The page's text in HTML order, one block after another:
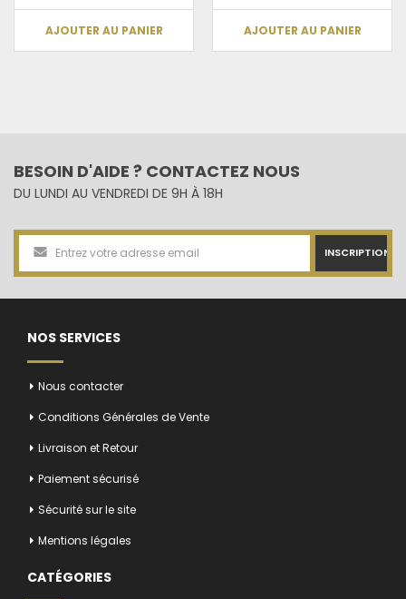
AJOUTER AU PANIER AJOUTER AU PANIER
BESOIN D'AIDE ? CONTACTEZ NOUS
DU LUNDI AU VENDREDI DE 9H À 18H
INSCRIPTION
NOS SERVICES
Nous contacter
Conditions Générales de Vente
Livraison et Retour
Paiement sécurisé
Sécurité sur le site
Mentions légales
CATÉGORIES